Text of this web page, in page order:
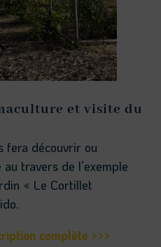
et visite du
fera découvrir ou
travers de l’exemple
« Le Cortillet
complète >>>